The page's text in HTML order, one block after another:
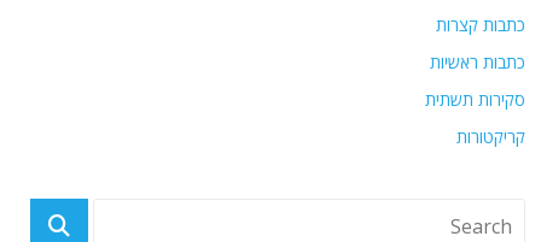
כתבות קצרות
כתבות ראשיות
סקירות תשתית
קריקטורות